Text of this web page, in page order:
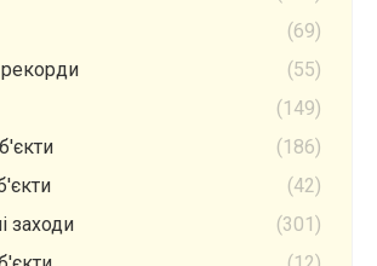
(69)
(55)
(149)
(186)
(42)
заходи
(301)